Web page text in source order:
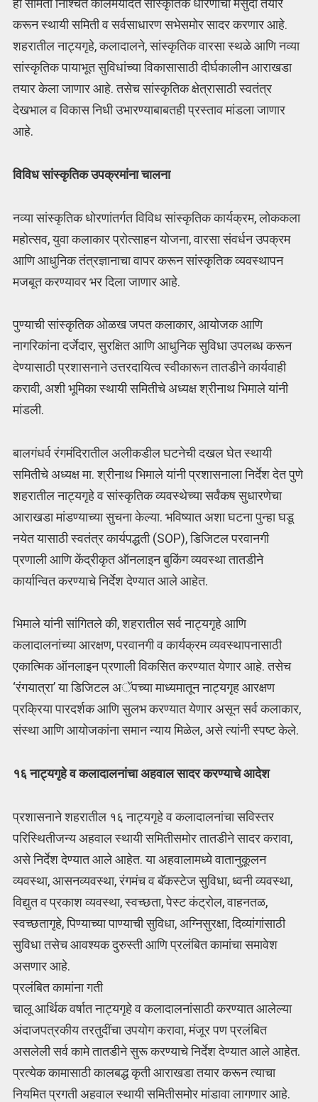
ही समिती निश्चित कालमर्यादेत सांस्कृतिक धोरणाचा मसुदा तयार
करून स्थायी समिती व सर्वसाधारण सभेसमोर सादर करणार आहे.
शहरातील नाट्यगृहे, कलादालने, सांस्कृतिक वारसा स्थळे आणि नव्या
सांस्कृतिक पायाभूत सुविधांच्या विकासासाठी दीर्घकालीन आराखडा
तयार केला जाणार आहे. तसेच सांस्कृतिक क्षेत्रासाठी स्वतंत्र
देखभाल व विकास निधी उभारण्याबाबतही प्रस्ताव मांडला जाणार
आहे.
विविध सांस्कृतिक उपक्रमांना चालना
नव्या सांस्कृतिक धोरणांतर्गत विविध सांस्कृतिक कार्यक्रम, लोककला
महोत्सव, युवा कलाकार प्रोत्साहन योजना, वारसा संवर्धन उपक्रम
आणि आधुनिक तंत्रज्ञानाचा वापर करून सांस्कृतिक व्यवस्थापन
मजबूत करण्यावर भर दिला जाणार आहे.
पुण्याची सांस्कृतिक ओळख जपत कलाकार, आयोजक आणि
नागरिकांना दर्जेदार, सुरक्षित आणि आधुनिक सुविधा उपलब्ध करून
देण्यासाठी प्रशासनाने उत्तरदायित्व स्वीकारून तातडीने कार्यवाही
करावी, अशी भूमिका स्थायी समितीचे अध्यक्ष श्रीनाथ भिमाले यांनी
मांडली.
बालगंधर्व रंगमंदिरातील अलीकडील घटनेची दखल घेत स्थायी
समितीचे अध्यक्ष मा. श्रीनाथ भिमाले यांनी प्रशासनाला निर्देश देत पुणे
शहरातील नाट्यगृहे व सांस्कृतिक व्यवस्थेच्या सर्वंकष सुधारणेचा
आराखडा मांडण्याच्या सुचना केल्या. भविष्यात अशा घटना पुन्हा घडू
नयेत यासाठी स्वतंत्र कार्यपद्धती (SOP), डिजिटल परवानगी
प्रणाली आणि केंद्रीकृत ऑनलाइन बुकिंग व्यवस्था तातडीने
कार्यान्वित करण्याचे निर्देश देण्यात आले आहेत.
भिमाले यांनी सांगितले की, शहरातील सर्व नाट्यगृहे आणि
कलादालनांच्या आरक्षण, परवानगी व कार्यक्रम व्यवस्थापनासाठी
एकात्मिक ऑनलाइन प्रणाली विकसित करण्यात येणार आहे. तसेच
‘रंगयात्रा’ या डिजिटल अॅपच्या माध्यमातून नाट्यगृह आरक्षण
प्रक्रिया पारदर्शक आणि सुलभ करण्यात येणार असून सर्व कलाकार,
संस्था आणि आयोजकांना समान न्याय मिळेल, असे त्यांनी स्पष्ट केले.
१६ नाट्यगृहे व कलादालनांचा अहवाल सादर करण्याचे आदेश
प्रशासनाने शहरातील १६ नाट्यगृहे व कलादालनांचा सविस्तर
परिस्थितीजन्य अहवाल स्थायी समितीसमोर तातडीने सादर करावा,
असे निर्देश देण्यात आले आहेत. या अहवालामध्ये वातानुकूलन
व्यवस्था, आसनव्यवस्था, रंगमंच व बॅकस्टेज सुविधा, ध्वनी व्यवस्था,
विद्युत व प्रकाश व्यवस्था, स्वच्छता, पेस्ट कंट्रोल, वाहनतळ,
स्वच्छतागृहे, पिण्याच्या पाण्याची सुविधा, अग्निसुरक्षा, दिव्यांगांसाठी
सुविधा तसेच आवश्यक दुरुस्ती आणि प्रलंबित कामांचा समावेश
असणार आहे.
प्रलंबित कामांना गती
चालू आर्थिक वर्षात नाट्यगृहे व कलादालनांसाठी करण्यात आलेल्या
अंदाजपत्रकीय तरतुदींचा उपयोग करावा, मंजूर पण प्रलंबित
असलेली सर्व कामे तातडीने सुरू करण्याचे निर्देश देण्यात आले आहेत.
प्रत्येक कामासाठी कालबद्ध कृती आराखडा तयार करून त्याचा
नियमित प्रगती अहवाल स्थायी समितीसमोर मांडावा लागणार आहे.